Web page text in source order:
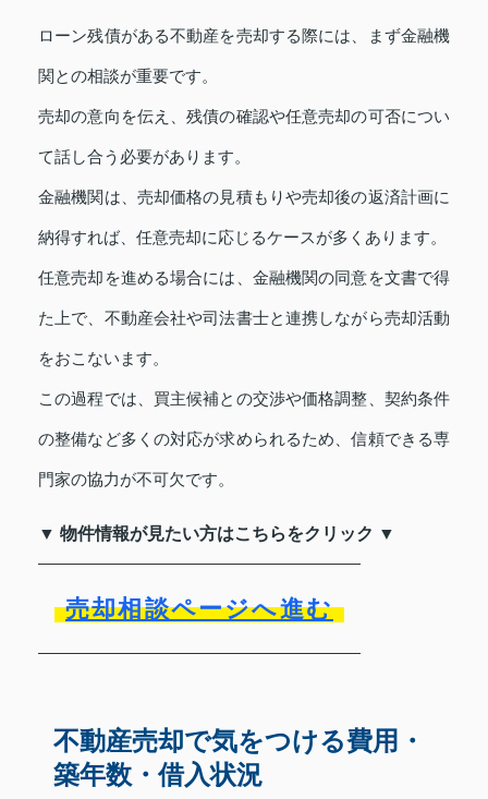
ローン残債がある不動産を売却する際には、まず金融機
関との相談が重要です。
売却の意向を伝え、残債の確認や任意売却の可否につい
て話し合う必要があります。
金融機関は、売却価格の見積もりや売却後の返済計画に
納得すれば、任意売却に応じるケースが多くあります。
任意売却を進める場合には、金融機関の同意を文書で得
た上で、不動産会社や司法書士と連携しながら売却活動
をおこないます。
この過程では、買主候補との交渉や価格調整、契約条件
の整備など多くの対応が求められるため、信頼できる専
門家の協力が不可欠です。
▼ 物件情報が見たい方はこちらをクリック ▼
売却相談ページへ進む
不動産売却で気をつける費用・
築年数・借入状況